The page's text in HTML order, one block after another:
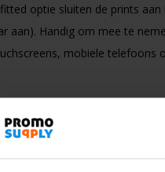
fitted optie sluiten de prints aan
aan). Handig om mee te
mobiele telefoons